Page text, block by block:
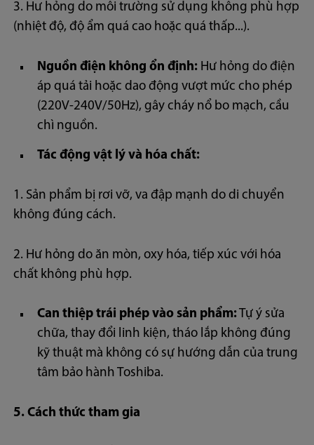
3. Hư hỏng do môi trường sử dụng không phù hợp
(nhiệt độ, độ ẩm quá cao hoặc quá thấp...).
Nguồn điện không ổn định:Hư hỏng do điện
áp quá tải hoặc dao động vượt mức cho phép
(220V-240V/50Hz), gây cháy nổ bo mạch, cầu
chì nguồn.
Tác động vật lý và hóa chất:
1. Sản phẩm bị rơi vỡ, va đập mạnh do di chuyển
không đúng cách.
2. Hư hỏng do ăn mòn, oxy hóa, tiếp xúc với hóa
chất không phù hợp.
Can thiệp trái phép vào sản phẩm:Tự ý sửa
chữa, thay đổi linh kiện, tháo lắp không đúng
kỹ thuật mà không có sự hướng dẫn của trung
tâm bảo hành Toshiba.
5. Cách thức tham gia